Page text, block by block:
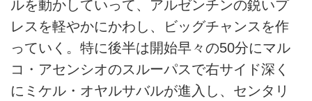
ルを動かしていって、アルゼンチンの鋭いプ
レスを軽やかにかわし、ビッグチャンスを作
っていく。特に後半は開始早々の50分にマル
コ・アセンシオのスルーパスで右サイド深く
にミケル・オヤルサバルが進入し、センタリ